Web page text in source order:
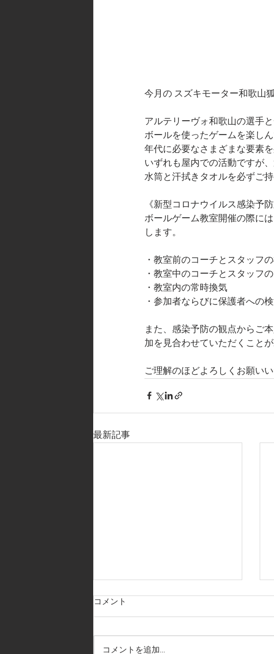
今月の スズキモーター和歌山
アルテリーヴォ和歌山の選手
ボールを使ったゲームを楽し
年代に必要なさまざまな要素
いずれも屋内での活動ですが
水筒と汗拭きタオルを必ずご持
《新型コロナウイルス感染予
ボールゲーム教室開催の際に
します。
・教室前のコーチとスタッフ
・教室中のコーチとスタッフ
・教室内の常時換気
・参加者ならびに保護者への
また、感染予防の観点からご
加を見合わせていただくことが
ご理解のほどよろしくお願いい
最新記事
コメント
コメントを追加…